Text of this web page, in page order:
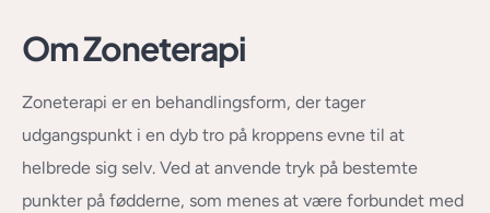
Om Zoneterapi
Zoneterapi er en behandlingsform, der tager
udgangspunkt i en dyb tro på kroppens evne til at
helbrede sig selv. Ved at anvende tryk på bestemte
punkter på fødderne, som menes at være forbundet med